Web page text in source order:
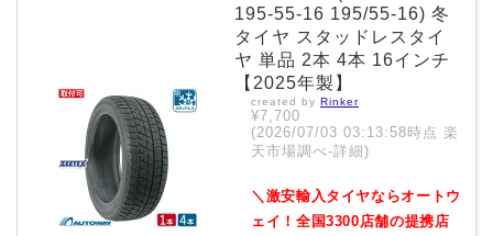
195-55-16 195/55-16) 冬
タイヤ スタッドレスタイ
ヤ 単品 2本 4本 16インチ
【2025年製】
created by Rinker
¥7,700
(2026/07/03 03:13:58時点 楽
天市場調べ-詳細)
＼激安輸入タイヤならオートウ
ェイ！全国3300店舗の提携店